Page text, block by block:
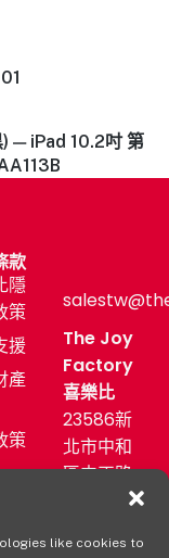
like cookies to
— iPad 10.2吋 第
款
隱
策
援
產
策
The Joy
Factory
喜樂比
23586新
北市中和
區中正路
872號11F
(02)